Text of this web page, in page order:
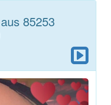
aus 85253